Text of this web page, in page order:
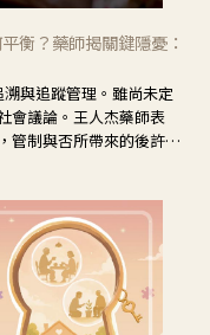
衡？藥師揭關鍵隱憂：
與追蹤管理。雖尚未定
會議論。王人杰藥師表
管制與否所帶來的後許影